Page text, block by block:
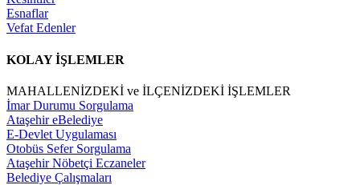
Esnaflar
Vefat Edenler
KOLAY İŞLEMLER
MAHALLENİZDEKİ ve İLÇENİZDEKİ İŞLEMLER
İmar Durumu Sorgulama
Ataşehir eBelediye
E-Devlet Uygulaması
Otobüs Sefer Sorgulama
Ataşehir Nöbetçi Eczaneler
Belediye Çalışmaları